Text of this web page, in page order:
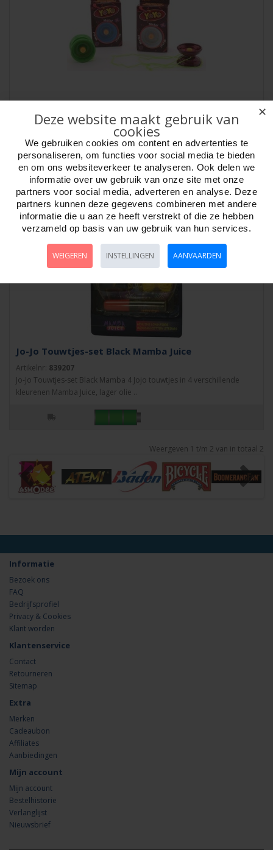
Artikelnr:830483
Jo-Jo Metaal. Met vrijloop. Rood, Blauw, Groen, Wit assorti. Diameter
55 mm. Professioneel model. Ve..
Jo-Jo Touwtjes-set Black Mamba Juice
Artikelnr: 839207
Jo-Jo Touwtjes-set Black Mamba 4 Jojo touwtjes in 4 verschillende
kleurenen Mamba Juice, lager olie ..
Weergeven 1 t/m 2 van in totaal 2
Informatie
Bezoek ons
FAQ
Bedrijfsprofiel
Privacy & Cookies
Klant worden
Klantenservice
Contact
Retourneren
Sitemap
Extra
Merken
Cadeaubon
Affiliates
Aanbiedingen
Mijn account
Mijn account
Bestelhistorie
Verlanglijst
Nieuwsbrief
✕
Deze website maakt gebruik van
cookies
We gebruiken cookies om content en advertenties te
personaliseren, om functies voor social media te bieden
en om ons websiteverkeer te analyseren. Ook delen we
informatie over uw gebruik van onze site met onze
partners voor social media, adverteren en analyse. Deze
partners kunnen deze gegevens combineren met andere
informatie die u aan ze heeft verstrekt of die ze hebben
verzameld op basis van uw gebruik van hun services.
WEIGEREN INSTELLINGEN AANVAARDEN